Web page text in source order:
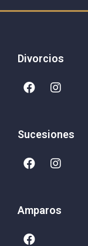
Divorcios
Sucesiones
Amparos